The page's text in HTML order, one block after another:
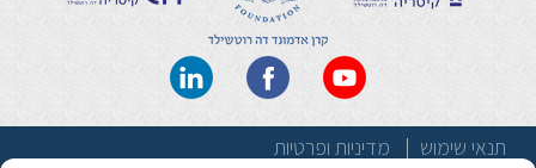
תנאי שימוש מדיניות ופרטיות